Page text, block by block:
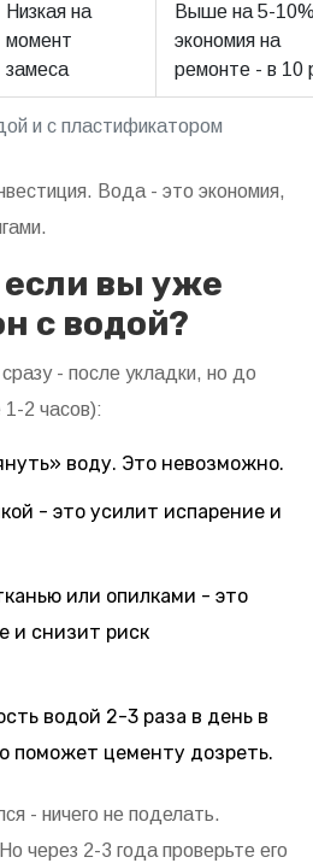
и с пластификатором
Низкая на
момент
замеса
Выше на 5-
экономия на
ремонте - в 10
Вода - это экономия,
если вы уже
с водой?
- после укладки, но до
1-2 часов):
воду. Это невозможно.
- это усилит испарение и
или опилками - это
и снизит риск
водой 2-3 раза в день в
поможет цементу дозреть.
- ничего не поделать.
через 2-3 года проверьте его